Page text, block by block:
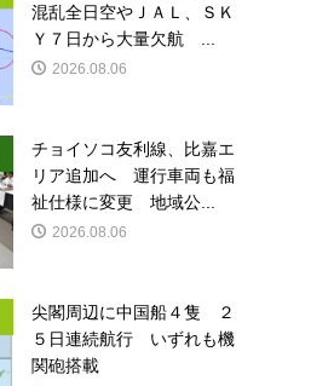
混乱全日空やＪＡＬ、ＳＫ
Ｙ７日から大量欠航 ...
2026.08.06
チョイソコ友利線、比嘉エ
リア追加へ 運行車両も福
祉仕様に変更 地域公...
2026.08.06
尖閣周辺に中国船４隻 ２
５日連続航行 いずれも機
関砲搭載